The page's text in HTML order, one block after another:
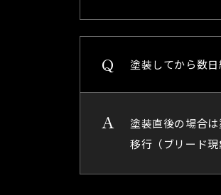
塗装してから数日
塗装直後の場合
移行（ブリード現